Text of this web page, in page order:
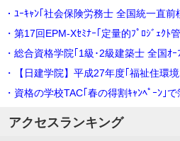
・ﾕｰｷｬﾝ｢社会保険労務士 全国統一直
・第17回EPM-Xｾﾐﾅｰ｢定量的ﾌﾟﾛｼﾞｪｸﾄ
・総合資格学院｢1級･2級建築士 全国ｵ
・【日建学院】平成27年度｢福祉住環
・資格の学校TAC｢春の得割ｷｬﾝﾍﾟｰﾝ｣
アクセスランキング